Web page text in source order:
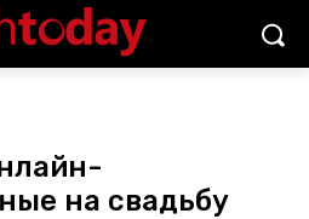
на свадьбу